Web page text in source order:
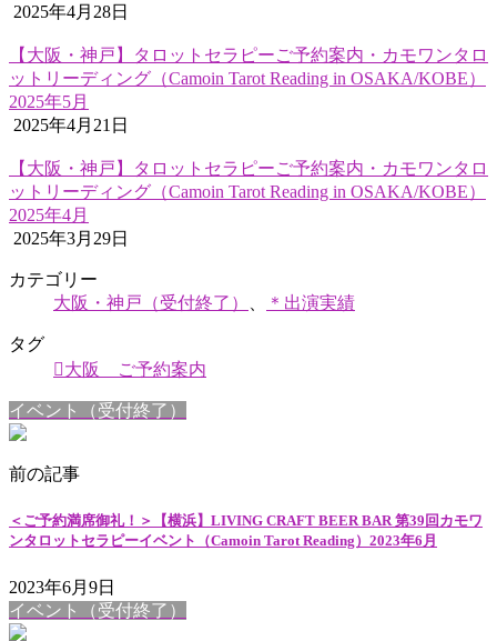
2025年4月28日
【大阪・神戸】タロットセラピーご予約案内・カモワンタロ
ットリーディング（Camoin Tarot Reading in OSAKA/KOBE）
2025年5月
2025年4月21日
【大阪・神戸】タロットセラピーご予約案内・カモワンタロ
ットリーディング（Camoin Tarot Reading in OSAKA/KOBE）
2025年4月
2025年3月29日
カテゴリー
大阪・神戸（受付終了）
＊出演実績
タグ
大阪 ご予約案内
イベント（受付終了）
前の記事
＜ご予約満席御礼！＞【横浜】LIVING CRAFT BEER BAR 第39回カモワ
ンタロットセラピーイベント（Camoin Tarot Reading）2023年6月
2023年6月9日
イベント（受付終了）